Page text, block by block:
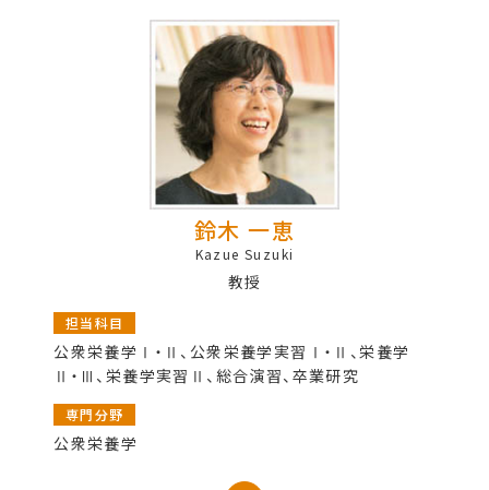
鈴木 一恵
Kazue Suzuki
教授
担当科目
公衆栄養学Ⅰ・Ⅱ、公衆栄養学実習Ⅰ・Ⅱ、栄養学
Ⅱ・Ⅲ、栄養学実習Ⅱ、総合演習、卒業研究
専門分野
公衆栄養学